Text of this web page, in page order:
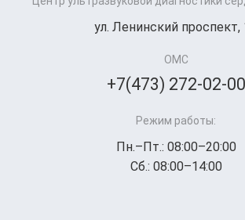
ул. Ленинский проспект,
ОМС
+7(473) 272-02-00
Режим работы:
Пн.–Пт.: 08:00–20:00
Сб.: 08:00–14:00